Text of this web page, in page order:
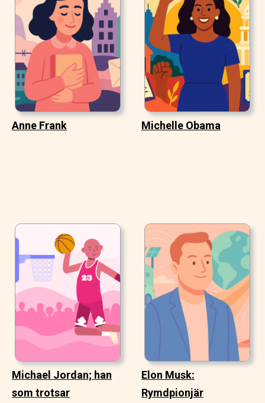
Anne Frank Michelle Obama
Michael Jordan; han
som trotsar
Elon Musk:
Rymdpionjär